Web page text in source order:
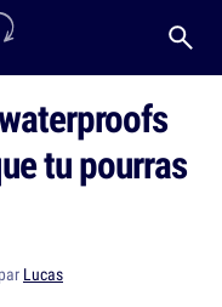
tu pourras
Lucas